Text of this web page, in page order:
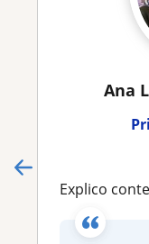
Ana
Explico conteúdos de História de uma